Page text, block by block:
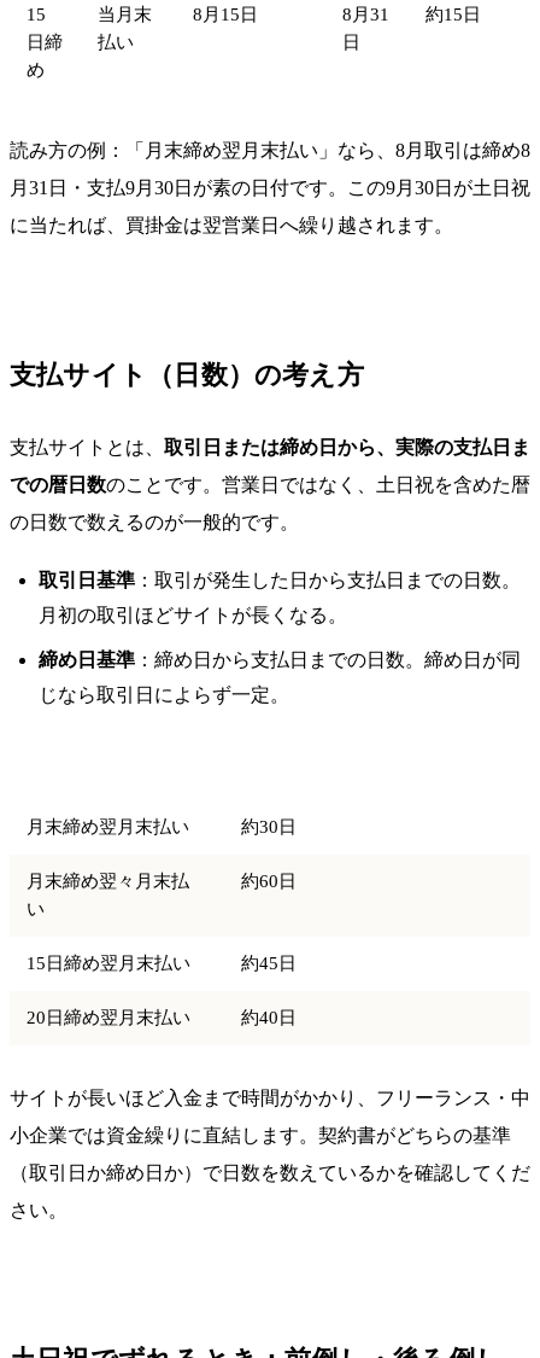
15
日締
め
当月末
払い
8月15日
8月31
日
約15日
読み方の例：「月末締め翌月末払い」なら、8月取引は締め8
月31日・支払9月30日が素の日付です。この9月30日が土日祝
に当たれば、買掛金は翌営業日へ繰り越されます。
支払サイト（日数）の考え方
支払サイトとは、 取引日または締め日から、実際の支払日ま
での暦日数のことです。営業日ではなく、土日祝を含めた暦
の日数で数えるのが一般的です。
取引日基準 ：取引が発生した日から支払日までの日数。
月初の取引ほどサイトが長くなる。
締め日基準 ：締め日から支払日までの日数。締め日が同
じなら取引日によらず一定。
月末締め翌月末払い 約30日
月末締め翌々月末払
い
約60日
15日締め翌月末払い 約45日
20日締め翌月末払い 約40日
サイトが長いほど入金まで時間がかかり、フリーランス・中
小企業では資金繰りに直結します。契約書がどちらの基準
（取引日か締め日か）で日数を数えているかを確認してくだ
さい。